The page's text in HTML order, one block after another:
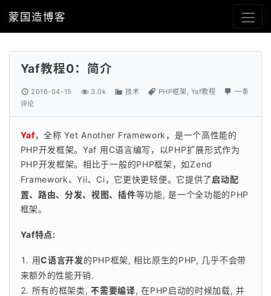
蒙国造博客
Yaf教程0：简介
2016-04-15 3.0k 技术 PHP框架, Yaf教程
一条
评论
Yaf，全称 Yet Another Framework，是一个高性能的
PHP开发框架。Yaf 用C语言编写，以PHP扩展形式作为
PHP开发框架。相比于一般的PHP框架，如Zend
Framework、Yii、Ci，它更快更轻便。它提供了启动配
置、路由、分发、视图、插件等功能, 是一个全功能的PHP
框架。
Yaf特点:
用C语言开发的PHP框架, 相比原生的PHP, 几乎不会带
来额外的性能开销.
所有的框架类,不需要编译, 在PHP启动的时候加载, 并